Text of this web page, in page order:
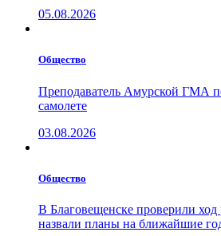
05.08.2026
Общество
Преподаватель Амурской ГМА
самолете
03.08.2026
Общество
В Благовещенске проверили ход
назвали планы на ближайшие